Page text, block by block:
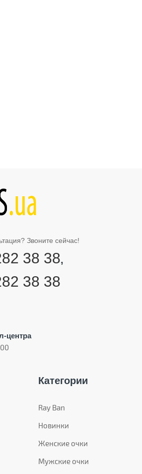
Звоните сейчас!
38 38,
38 38
центра
Категории
Ray Ban
Новинки
Женские очки
Мужские очки